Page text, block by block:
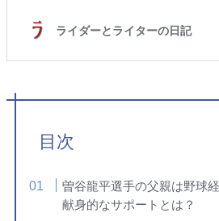
目次
曽谷龍平選手の父親は野球
献身的なサポートとは？